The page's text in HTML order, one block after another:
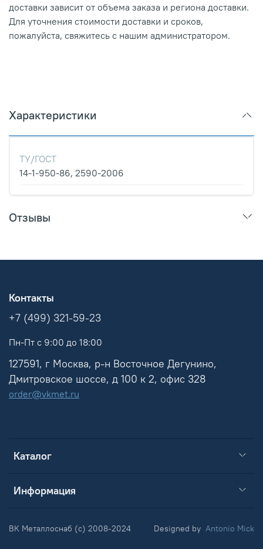
доставки зависит от объема заказа и региона доставки.
Для уточнения стоимости доставки и сроков,
пожалуйста, свяжитесь с нашим администратором.
Характеристики
ТУ/ГОСТ
14-1-950-86, 2590-2006
Отзывы
Каталог
Информация
Контакты
+7 (499) 321-59-23
Пн-Пт с 9:00 до 18:00
127591, г Москва, р-н Восточное Дегунино,
Дмитровское шоссе, д 100 к 2, офис 328
order@vkmet.ru
ВК Металлоснаб (c) 2008-2024 Designed by Antonio Mick